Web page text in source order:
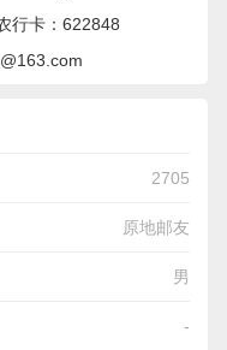
行卡：622848
2705
原地邮友
男
-